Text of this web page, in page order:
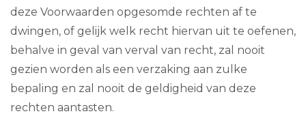
deze Voorwaarden opgesomde rechten af te
dwingen, of gelijk welk recht hiervan uit te oefenen,
behalve in geval van verval van recht, zal nooit
gezien worden als een verzaking aan zulke
bepaling en zal nooit de geldigheid van deze
rechten aantasten.